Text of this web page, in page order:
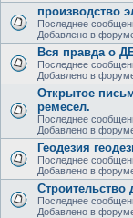
производство
Последнее
Добавлено в
Вся правда о
Последнее
Добавлено в
Открытое
ремесел.
Последнее
Добавлено в
Геодезия
Последнее
Добавлено в
Последнее
Добавлено в